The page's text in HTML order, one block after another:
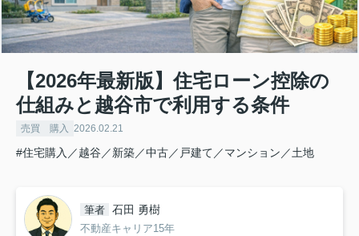
【2026年最新版】住宅ローン控除の
仕組みと越谷市で利用する条件
売買 購入 2026.02.21
#住宅購入／越谷／新築／中古／戸建て／マンション／土地
筆者 石田 勇樹
不動産キャリア15年